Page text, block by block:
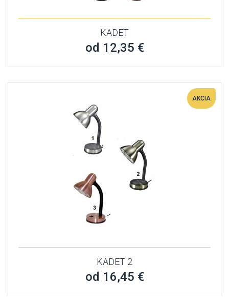
KADET
od 12,35 €
AKCIA
KADET 2
od 16,45 €